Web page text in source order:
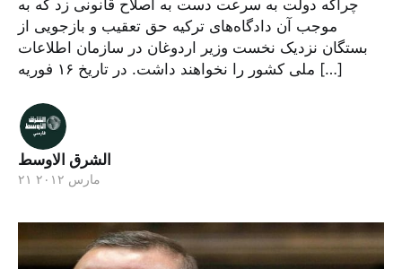
چراکه دولت به سرعت دست به اصلاح قانونی زد که به
موجب آن دادگاه‌های ترکیه حق تعقیب و بازجویی از
بستگان نزدیک نخست وزیر اردوغان در سازمان اطلاعات
ملی کشور را نخواهند داشت. در تاریخ ۱۶ فوریه […]
الشرق الاوسط
۲۱ مارس ۲۰۱۲